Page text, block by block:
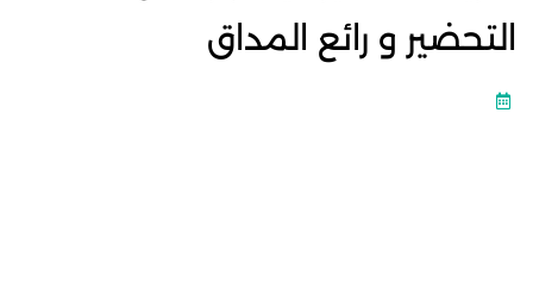
التحضير و رائع المداق